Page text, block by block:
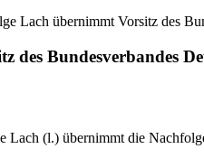
Lach übernimmt Vorsitz des
des Bundesverbandes
(l.) übernimmt die